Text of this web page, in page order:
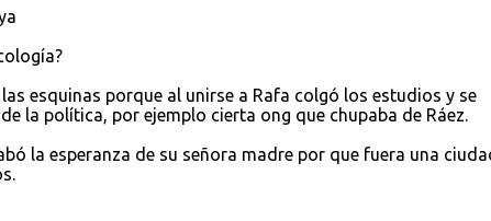
esquinas porque al unirse a Rafa colgó los estudios y se
la política, por ejemplo cierta ong que chupaba de Ráez.
la esperanza de su señora madre por que fuera una